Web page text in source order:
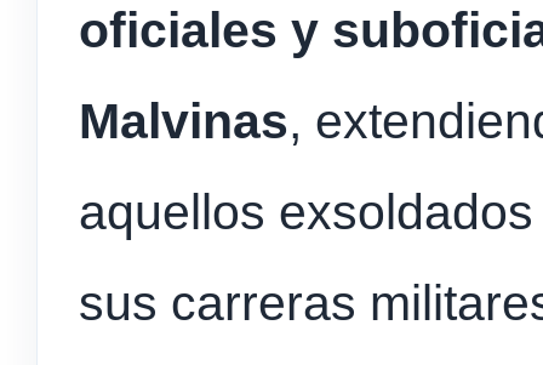
oficiales y
Malvinas,
aquellos
sus carreras